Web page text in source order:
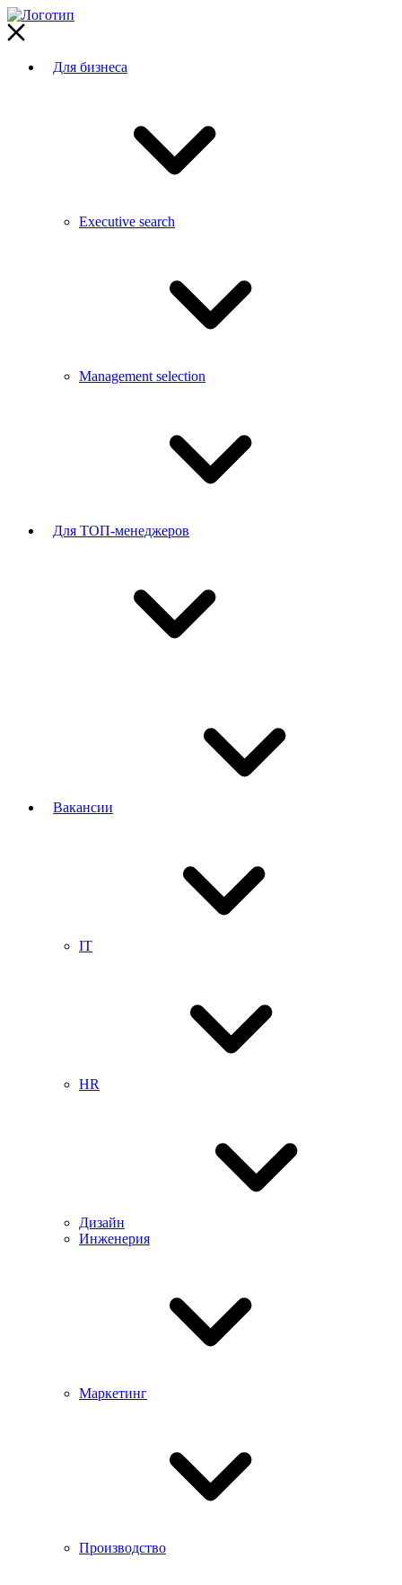
Для бизнеса
Executive search
Management selection
Для ТОП-менеджеров
Вакансии
IT
HR
Дизайн
Инженерия
Маркетинг
Производство